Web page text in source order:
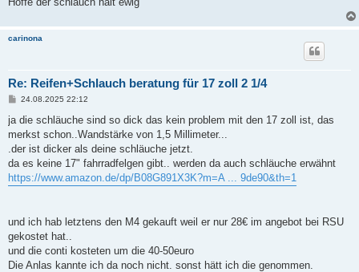
carinona
Re: Reifen+Schlauch beratung für 17 zoll 2 1/4
B
r
a
24.08.2025 22:12
ja die schläuche sind so dick das kein problem mit den 17 zoll ist, das
merkst schon..Wandstärke von 1,5 Millimeter...
.der ist dicker als deine schläuche jetzt.
da es keine 17" fahrradfelgen gibt.. werden da auch schläuche erwähnt
https://www.amazon.de/dp/B08G891X3K?m=A ... 9de90&th=1
und ich hab letztens den M4 gekauft weil er nur 28€ im angebot bei RSU
gekostet hat..
und die conti kosteten um die 40-50euro
Die Anlas kannte ich da noch nicht. sonst hätt ich die genommen.